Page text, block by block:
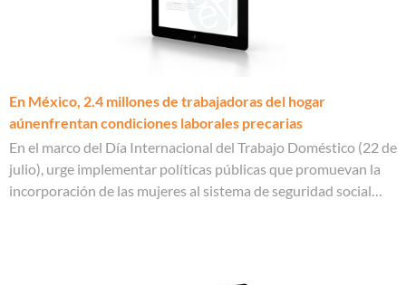
En México, 2.4 millones de trabajadoras del hogar
aúnenfrentan condiciones laborales precarias
En el marco del Día Internacional del Trabajo Doméstico (22 de
julio), urge implementar políticas públicas que promuevan la
incorporación de las mujeres al sistema de seguridad social…